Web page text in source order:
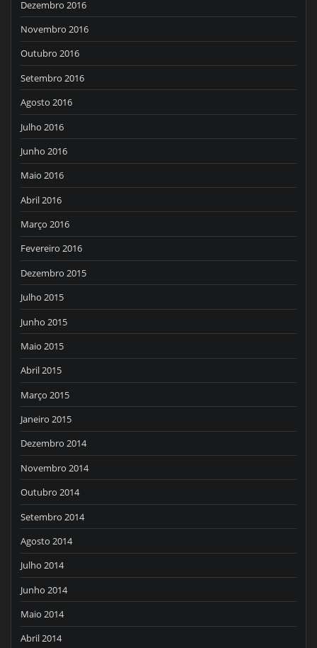
Dezembro 2016
Novembro 2016
Outubro 2016
Setembro 2016
Agosto 2016
Julho 2016
Junho 2016
Maio 2016
Abril 2016
Março 2016
Fevereiro 2016
Dezembro 2015
Julho 2015
Junho 2015
Maio 2015
Abril 2015
Março 2015
Janeiro 2015
Dezembro 2014
Novembro 2014
Outubro 2014
Setembro 2014
Agosto 2014
Julho 2014
Junho 2014
Maio 2014
Abril 2014